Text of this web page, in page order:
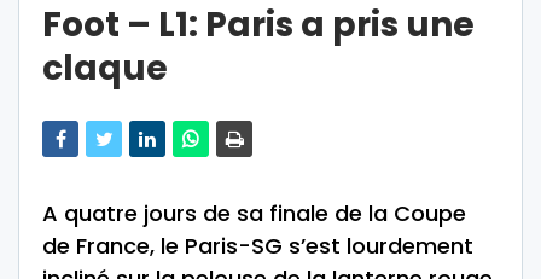
Foot – L1: Paris a pris une
claque
A quatre jours de sa finale de la Coupe
de France, le Paris-SG s’est lourdement